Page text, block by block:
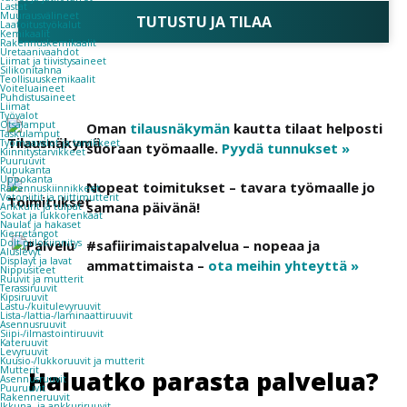
Lastat
Muurausvälineet
Laatoitustyökalut
Kemikaalit
Rakennuskemikaalit
Uretaanivaahdot
Liimat ja tiivistysaineet
Silikonitahna
Teollisuuskemikaalit
Voiteluaineet
Puhdistusaineet
Liimat
Työvalot
Otsalamput
Taskulamput
Työmaavalot ja tarvikkeet
Kiinnitys­tarvikkeet
Puuruuvit
Kupukanta
Uppokanta
Rakennuskiinnikkeet
Vetoniitit ja niittimutterit
Ankkurit ja tulpat
Sokat ja lukkorenkaat
Naulat ja hakaset
Kierretangot
Dolt piilokiinnitys
Aluslevyt
Displayt ja lavat
Nippusiteet
Ruuvit ja mutterit
Terassiruuvit
Kipsiruuvit
Lastu-/kuitulevyruuvit
Lista-/lattia-/laminaattiruuvit
Asennusruuvit
Siipi-/ilmastointiruuvit
Kateruuvit
Levyruuvit
Kuusio-/lukkoruuvit ja mutterit
Mutterit
Asennusruuvit
Puuruuvit
Rakenneruuvit
TUTUSTU JA TILAA
Oman tilausnäkymän kautta tilaat helposti
suoraan työmaalle. Pyydä tunnukset »
Nopeat toimitukset – tavara työmaalle jo
samana päivänä!
#safiirimaistapalvelua – nopeaa ja
ammattimaista – ota meihin yhteyttä »
Haluatko parasta palvelua?